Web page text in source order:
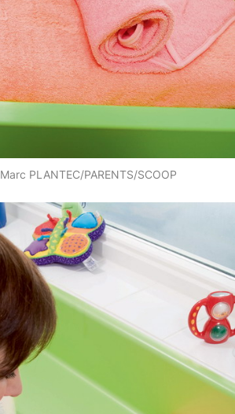
Marc PLANTEC/PARENTS/SCOOP